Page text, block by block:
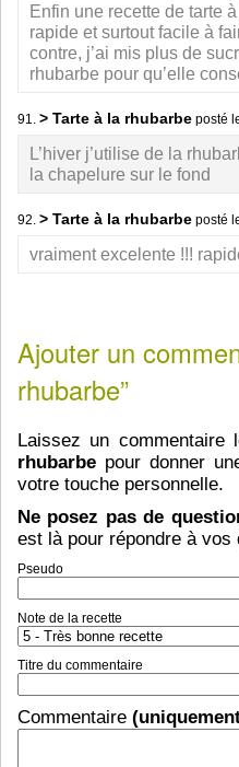
Enfin une recette de tarte
rapide et surtout facile à
contre, j’ai mis plus de
rhubarbe pour qu’elle
91. > Tarte à la rhubarbe posté
L’hiver j’utilise de la
la chapelure sur le fond
92. > Tarte à la rhubarbe posté
vraiment excelente !!!
Ajouter un
rhubarbe”
Laissez un
rhubarbe pour donner
votre touche personnelle.
Ne posez pas de
est là pour répondre à
Pseudo
Note de la recette
Titre du commentaire
Commentaire